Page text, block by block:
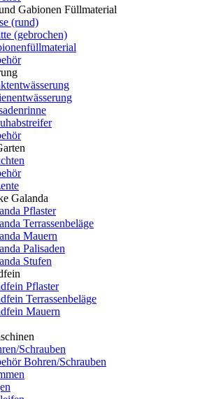
Gabionen Füllmaterial
(rund)
(gebrochen)
Galanda
Pflaster
Terrassenbeläge
Mauern
Palisaden
Stufen
Pflaster
Terrassenbeläge
Mauern
Schrauben
Bohren/Schrauben